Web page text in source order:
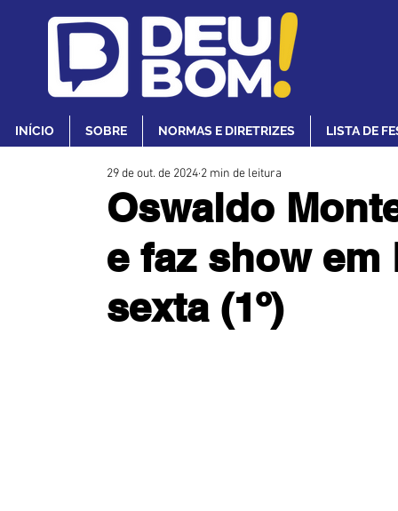
INÍCIO SOBRE NORMAS E DIRETRIZES LISTA DE
Oswaldo
e faz show
sexta (1º)
29 de out. de 2024 2 min de leitura